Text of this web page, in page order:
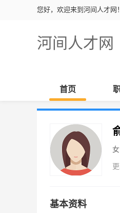
您好，欢迎来到河间人才网！
河间人才网
首页
女
基本资料